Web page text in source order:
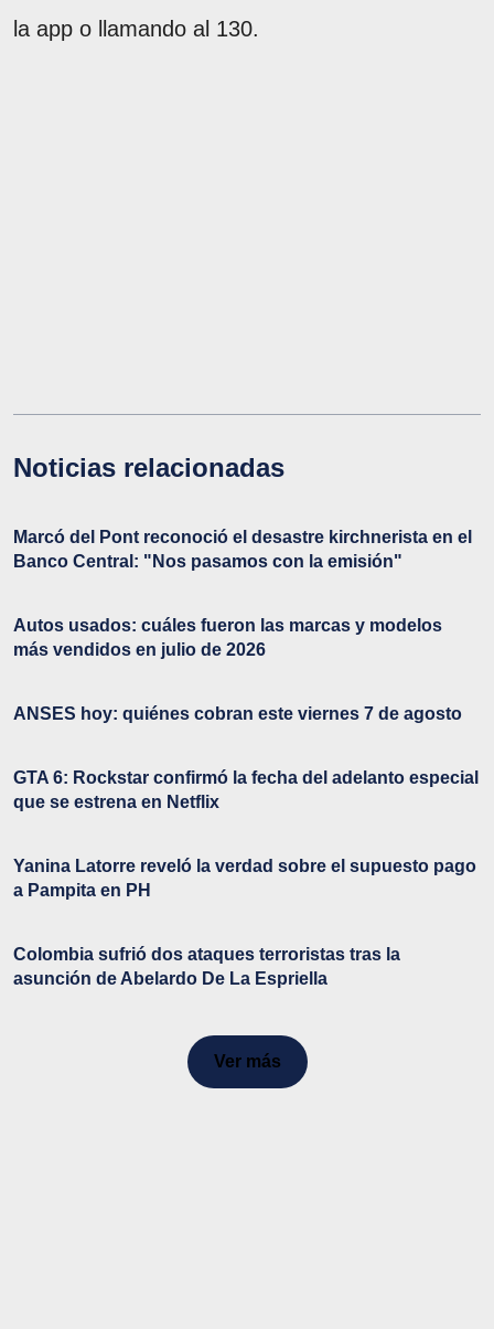
la app o llamando al 130.
Noticias relacionadas
Marcó del Pont reconoció el desastre kirchnerista en el
Banco Central: "Nos pasamos con la emisión"
Autos usados: cuáles fueron las marcas y modelos
más vendidos en julio de 2026
ANSES hoy: quiénes cobran este viernes 7 de agosto
GTA 6: Rockstar confirmó la fecha del adelanto especial
que se estrena en Netflix
Yanina Latorre reveló la verdad sobre el supuesto pago
a Pampita en PH
Colombia sufrió dos ataques terroristas tras la
asunción de Abelardo De La Espriella
Ver más